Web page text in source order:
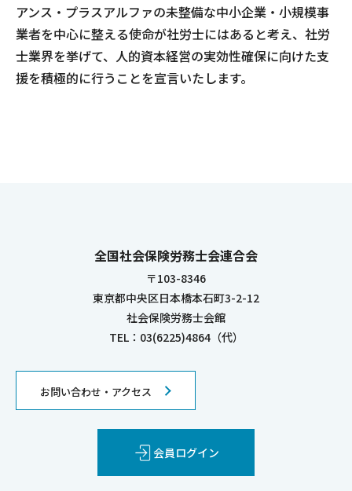
アンス・プラスアルファの未整備な中小企業・小規模事
業者を中心に整える使命が社労士にはあると考え、社労
士業界を挙げて、人的資本経営の実効性確保に向けた支
援を積極的に行うことを宣言いたします。
全国社会保険労務士会連合会
〒103-8346
東京都中央区日本橋本石町3-2-12
社会保険労務士会館
TEL：03(6225)4864（代）
お問い合わせ・アクセス
会員ログイン